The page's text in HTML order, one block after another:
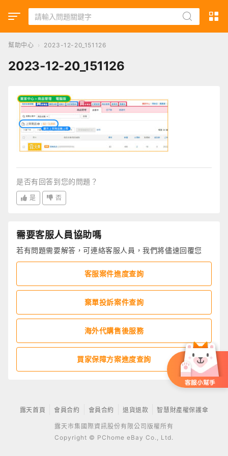
幫助中心 › 2023-12-20_151126
2023-12-20_151126
是否有回答到您的問題？
是 否
需要客服人員協助嗎
若有問題需要解答，可連絡客服人員，我們將儘速回覆您
客服案件進度查詢
棄單投訴案件查詢
海外代購售後服務
買家保障方案進度查詢
露天首頁 會員合約 會員合約 退貨退款 智慧財產權保護傘
露天市集國際資訊股份有限公司版權所有
Copyright © PChome eBay Co., Ltd.